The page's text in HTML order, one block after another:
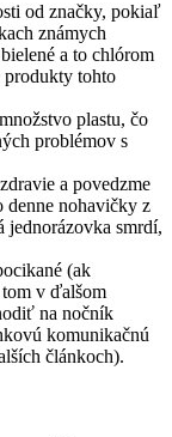
od značky, pokiaľ
známych
a to chlórom
produkty tohto
plastu, čo
problémov s
a povedzme
nohavičky z
jednorázovka smrdí,
(ak
v ďalšom
na nočník
komunikačnú
článkoch).